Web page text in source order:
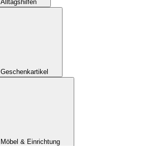
Alltagshilfen
Geschenkartikel
Möbel & Einrichtung